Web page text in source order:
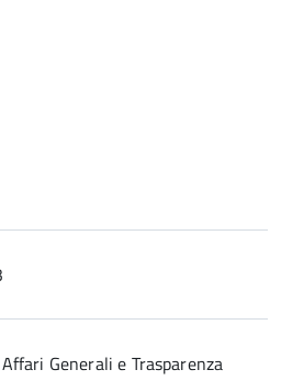
Affari Generali e Trasparenza